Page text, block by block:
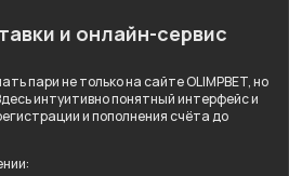
и онлайн-сервис
пари не только на сайте OLIMPBET, но
интуитивно понятный интерфейс и
и пополнения счёта до